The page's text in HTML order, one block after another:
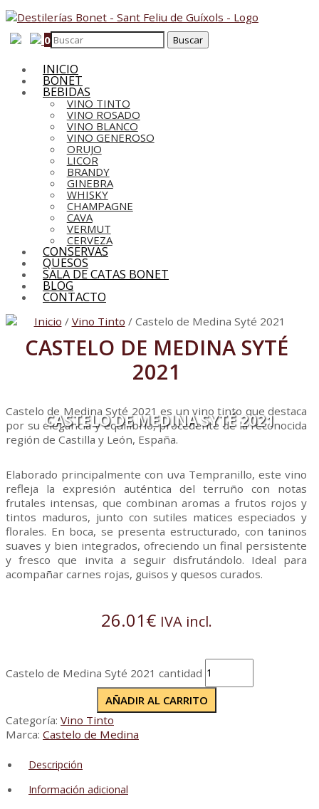
0
INICIO
BONET
BEBIDAS
VINO TINTO
VINO ROSADO
VINO BLANCO
VINO GENEROSO
ORUJO
LICOR
BRANDY
GINEBRA
WHISKY
CHAMPAGNE
CAVA
VERMUT
CERVEZA
CONSERVAS
QUESOS
SALA DE CATAS BONET
BLOG
CONTACTO
CASTELO DE MEDINA SYTÉ 2021
Inicio / Vino Tinto / Castelo de Medina Syté 2021
CASTELO DE MEDINA SYTÉ
2021
Castelo de Medina Syté 2021 es un vino tinto que destaca
por su elegancia y equilibrio, procedente de la reconocida
región de Castilla y León, España.
Elaborado principalmente con uva Tempranillo, este vino
refleja la expresión auténtica del terruño con notas
frutales intensas, que combinan aromas a frutos rojos y
tintos maduros, junto con sutiles matices especiados y
florales. En boca, se presenta estructurado, con taninos
suaves y bien integrados, ofreciendo un final persistente
y fresco que invita a seguir disfrutándolo. Ideal para
acompañar carnes rojas, guisos y quesos curados.
26.01€ IVA incl.
Castelo de Medina Syté 2021 cantidad
AÑADIR AL CARRITO
Categoría: Vino Tinto
Marca: Castelo de Medina
Descripción
Información adicional